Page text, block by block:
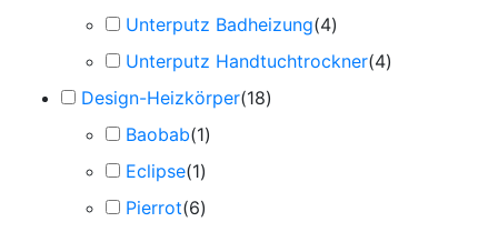
Unterputz Badheizung(4)
Unterputz Handtuchtrockner(4)
Design-Heizkörper(18)
Baobab(1)
Eclipse(1)
Pierrot(6)